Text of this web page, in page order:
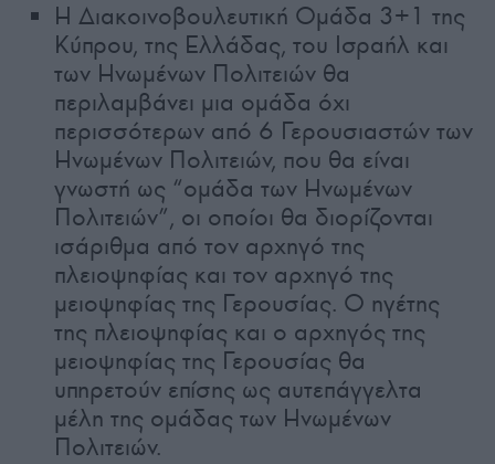
Η Διακοινοβουλευτική Ομάδα 3+1 της
Κύπρου, της Ελλάδας, του Ισραήλ και
των Ηνωμένων Πολιτειών θα
περιλαμβάνει μια ομάδα όχι
περισσότερων από 6 Γερουσιαστών των
Ηνωμένων Πολιτειών, που θα είναι
γνωστή ως “ομάδα των Ηνωμένων
Πολιτειών”, οι οποίοι θα διορίζονται
ισάριθμα από τον αρχηγό της
πλειοψηφίας και τον αρχηγό της
μειοψηφίας της Γερουσίας. Ο ηγέτης
της πλειοψηφίας και ο αρχηγός της
μειοψηφίας της Γερουσίας θα
υπηρετούν επίσης ως αυτεπάγγελτα
μέλη της ομάδας των Ηνωμένων
Πολιτειών.